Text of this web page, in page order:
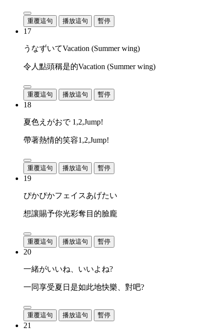
重覆這句 播放這句 暫停
17
うなずいてVacation (Summer wing)
令人點頭稱是的Vacation (Summer wing)
重覆這句 播放這句 暫停
18
夏色えがおで 1,2,Jump!
帶著熱情的笑容1,2,Jump!
重覆這句 播放這句 暫停
19
ぴかぴかフェイスあげたい
想讓賜予你光彩奪目的臉龐
重覆這句 播放這句 暫停
20
一緒がいいね、いいよね?
一同享受夏日是如此地快樂、對吧?
重覆這句 播放這句 暫停
21